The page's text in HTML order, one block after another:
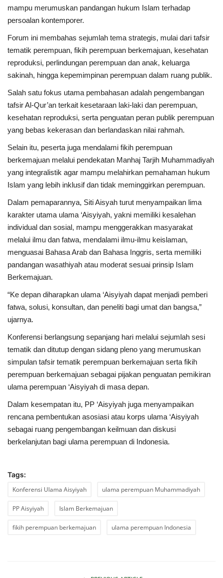
mampu merumuskan pandangan hukum Islam terhadap
persoalan kontemporer.
Forum ini membahas sejumlah tema strategis, mulai dari tafsir
tematik perempuan, fikih perempuan berkemajuan, kesehatan
reproduksi, perlindungan perempuan dan anak, keluarga
sakinah, hingga kepemimpinan perempuan dalam ruang publik.
Salah satu fokus utama pembahasan adalah pengembangan
tafsir Al-Qur’an terkait kesetaraan laki-laki dan perempuan,
kesehatan reproduksi, serta penguatan peran publik perempuan
yang bebas kekerasan dan berlandaskan nilai rahmah.
Selain itu, peserta juga mendalami fikih perempuan
berkemajuan melalui pendekatan Manhaj Tarjih Muhammadiyah
yang integralistik agar mampu melahirkan pemahaman hukum
Islam yang lebih inklusif dan tidak meminggirkan perempuan.
Dalam pemaparannya, Siti Aisyah turut menyampaikan lima
karakter utama ulama ‘Aisyiyah, yakni memiliki kesalehan
individual dan sosial, mampu menggerakkan masyarakat
melalui ilmu dan fatwa, mendalami ilmu-ilmu keislaman,
menguasai Bahasa Arab dan Bahasa Inggris, serta memiliki
pandangan wasathiyah atau moderat sesuai prinsip Islam
Berkemajuan.
“Ke depan diharapkan ulama ‘Aisyiyah dapat menjadi pemberi
fatwa, solusi, konsultan, dan peneliti bagi umat dan bangsa,”
ujarnya.
Konferensi berlangsung sepanjang hari melalui sejumlah sesi
tematik dan ditutup dengan sidang pleno yang merumuskan
simpulan tafsir tematik perempuan berkemajuan serta fikih
perempuan berkemajuan sebagai pijakan penguatan pemikiran
ulama perempuan ‘Aisyiyah di masa depan.
Dalam kesempatan itu, PP ‘Aisyiyah juga menyampaikan
rencana pembentukan asosiasi atau korps ulama ‘Aisyiyah
sebagai ruang pengembangan keilmuan dan diskusi
berkelanjutan bagi ulama perempuan di Indonesia.
Tags:
Konferensi Ulama Aisyiyah
ulama perempuan Muhammadiyah
PP Aisyiyah Islam Berkemajuan
fikih perempuan berkemajuan ulama perempuan Indonesia